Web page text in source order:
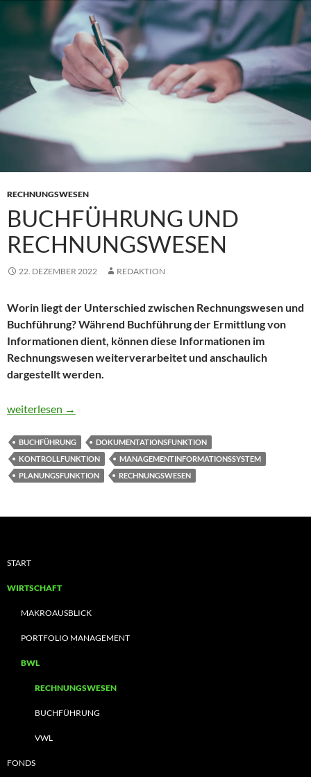
RECHNUNGSWESEN
BUCHFÜHRUNG UND
RECHNUNGSWESEN
22. DEZEMBER 2022 REDAKTION
Worin liegt der Unterschied zwischen Rechnungswesen und
Buchführung? Während Buchführung der Ermittlung von
Informationen dient, können diese Informationen im
Rechnungswesen weiterverarbeitet und anschaulich
dargestellt werden.
Buchführung und Rechnungswesen
weiterlesen →
BUCHFÜHRUNG
DOKUMENTATIONSFUNKTION
KONTROLLFUNKTION
MANAGEMENTINFORMATIONSSYSTEM
PLANUNGSFUNKTION
RECHNUNGSWESEN
START
WIRTSCHAFT
MAKROAUSBLICK
PORTFOLIO MANAGEMENT
BWL
RECHNUNGSWESEN
BUCHFÜHRUNG
VWL
FONDS